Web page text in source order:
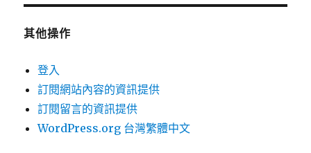
其他操作
登入
訂閱網站內容的資訊提供
訂閱留言的資訊提供
WordPress.org 台灣繁體中文